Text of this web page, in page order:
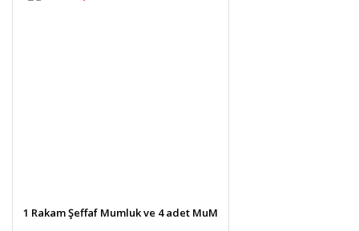
1 Rakam Şeffaf Mumluk ve 4 adet MuM